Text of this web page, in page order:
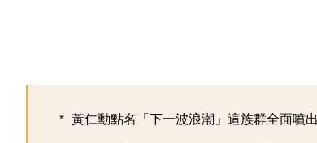
黃仁勳點名「下一波浪潮」這族群全面噴出